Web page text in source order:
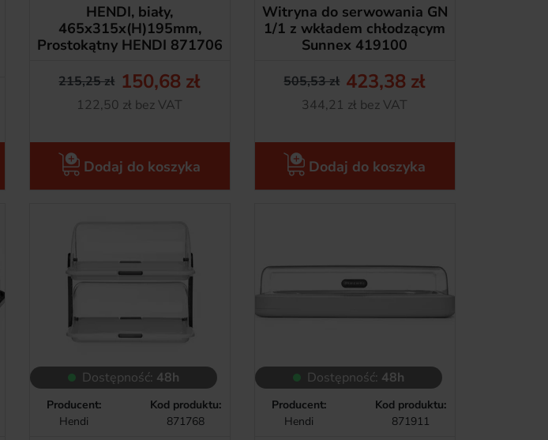
HENDI, biały,
465x315x(H)195mm,
Prostokątny HENDI 871706
Cena podstawowa
215,25 zł Cena
150,68 zł
Netto
122,50 zł bez VAT
Dodaj do koszyka
Witryna do serwowania GN
1/1 z wkładem chłodzącym
Sunnex 419100
Cena podstawowa
505,53 zł Cena
423,38 zł
Netto
344,21 zł bez VAT
Dodaj do koszyka
Dostępność: 48h
Producent:
Hendi
Kod produktu:
871768
Dostępność: 48h
Producent:
Hendi
Kod produktu:
871911